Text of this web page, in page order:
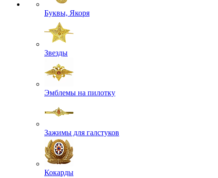
Буквы, Якоря
Звезды
Эмблемы на пилотку
Зажимы для галстуков
Кокарды